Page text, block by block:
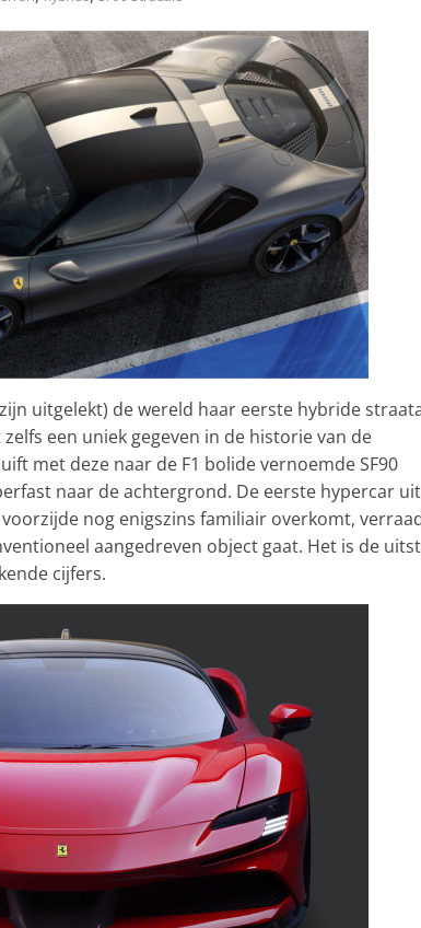
uitgelekt) de wereld haar eerste hybride
een uniek gegeven in de historie van de
met deze naar de F1 bolide vernoemde SF90
naar de achtergrond. De eerste hypercar uit
nog enigszins familiair overkomt,
aangedreven object gaat. Het is de
cijfers.